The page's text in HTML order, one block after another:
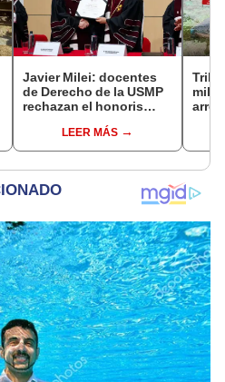
Javier Milei: docentes
de Derecho de la USMP
rechazan el honoris
presidente de Argentina
LEER MÁS